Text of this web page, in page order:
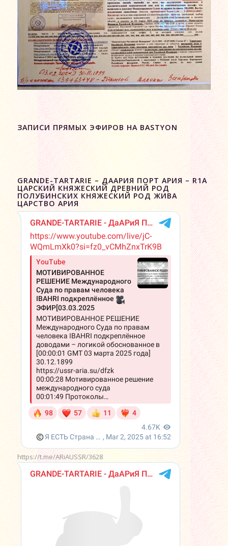
ЗАПИСИ ПРЯМЫХ ЭФИРОВ НА BASTYON
GRANDE-TARTARIE – ДААРИЯ ПОРТ АРИЯ – R1A
ЦАРСКИЙ КНЯЖЕСКИЙ ДРЕВНИЙ РОД
ПОЛУБИНСКИХ КНЯЖЕСКИЙ РОД ЖИВА
ЦАРСТВО АРИЯ
https://t.me/ARiAUSSR/3628